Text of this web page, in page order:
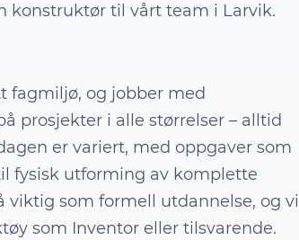
konstruktør til vårt team i Larvik.
fagmiljø, og jobber med
prosjekter i alle størrelser – alltid
er variert, med oppgaver som
fysisk utforming av komplette
viktig som formell utdannelse, og vi
som Inventor eller tilsvarende.